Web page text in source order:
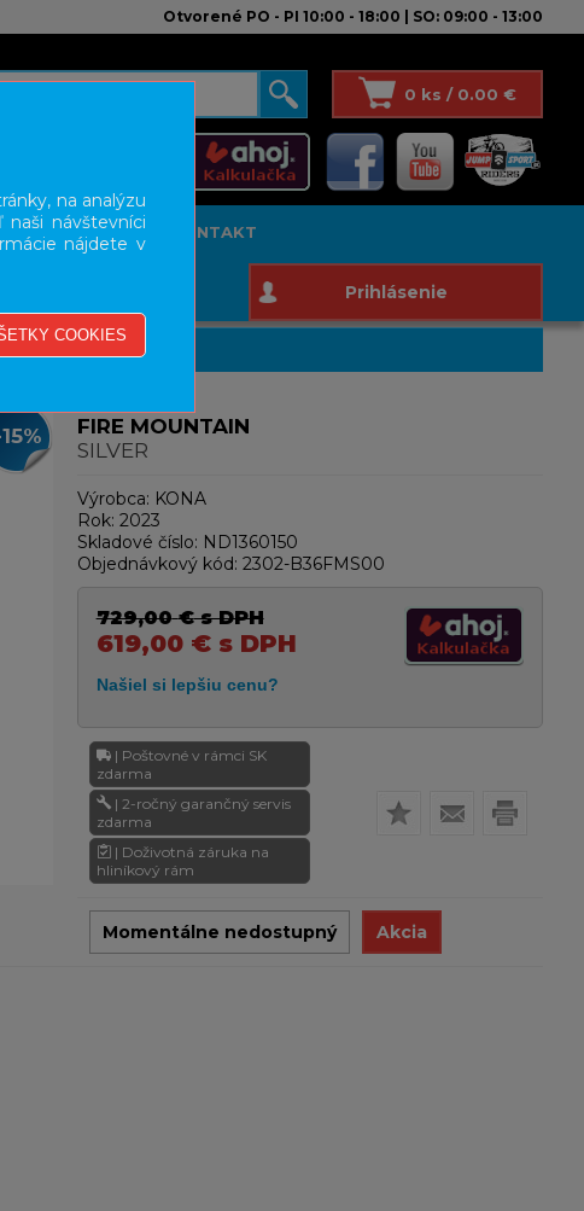
Otvorené PO - PI 10:00 - 18:00 | SO: 09:00 - 13:00
0 ks / 0.00 €
FIT STUDIO KONTAKT
Prihlásenie
FIRE MOUNTAIN
SILVER
Výrobca: KONA
Rok: 2023
Skladové číslo: ND1360150
Objednávkový kód: 2302-B36FMS00
729,00 €s DPH
619,00 €s DPH
| Poštovné v rámci SK
zdarma
| 2-ročný garančný servis
zdarma
| Doživotná záruka na
hliníkový rám
Momentálne nedostupný Akcia
na analýzu
návštevníci
nájdete v